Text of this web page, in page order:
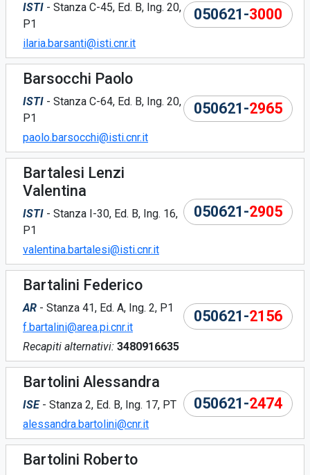
ISTI - Stanza C-45, Ed. B, Ing. 20,
P1
ilaria.barsanti@isti.cnr.it
050621-3000
Barsocchi Paolo
ISTI - Stanza C-64, Ed. B, Ing. 20,
P1
paolo.barsocchi@isti.cnr.it
050621-2965
Bartalesi Lenzi
Valentina
ISTI - Stanza I-30, Ed. B, Ing. 16,
P1
valentina.bartalesi@isti.cnr.it
050621-2905
Bartalini Federico
AR - Stanza 41, Ed. A, Ing. 2, P1
f.bartalini@area.pi.cnr.it
Recapiti alternativi: 3480916635
050621-2156
Bartolini Alessandra
ISE- Stanza 2, Ed. B, Ing. 17, PT
alessandra.bartolini@cnr.it
050621-2474
Bartolini Roberto